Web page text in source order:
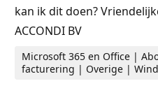
kan ik dit doen?
ACCONDI BV
Microsoft 365 en Office |
facturering | Overige |